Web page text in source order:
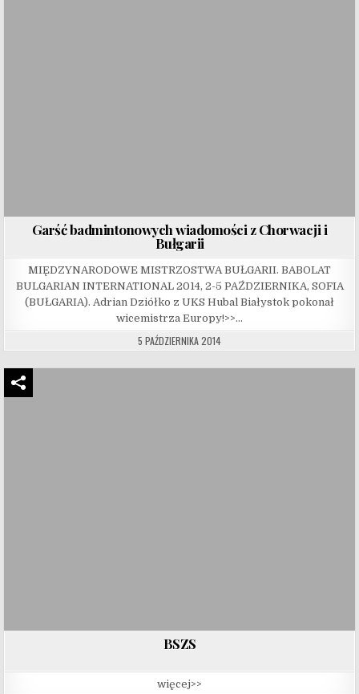
Garść badmintonowych wiadomości z Chorwacji i
Bułgarii
MIĘDZYNARODOWE MISTRZOSTWA BUŁGARII. BABOLAT
BULGARIAN INTERNATIONAL 2014, 2-5 PAŹDZIERNIKA, SOFIA
(BUŁGARIA). Adrian Dziółko z UKS Hubal Białystok pokonał
wicemistrza Europy!>>…
5 PAŹDZIERNIKA 2014
BSZS
więcej>>